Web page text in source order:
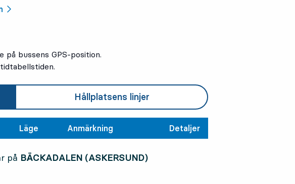
2
2
på bussens GPS-position.
Hållplatsens linjer
Läge Anmärkning Detaljer
på BÄCKADALEN (ASKERSUND)